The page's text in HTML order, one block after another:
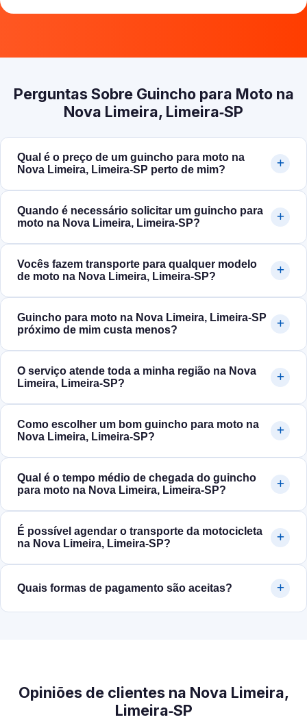
Perguntas Sobre Guincho para Moto na
Nova Limeira, Limeira‑SP
Qual é o preço de um guincho para moto na
Nova Limeira, Limeira‑SP perto de mim?
Quando é necessário solicitar um guincho para
moto na Nova Limeira, Limeira‑SP?
Vocês fazem transporte para qualquer modelo
de moto na Nova Limeira, Limeira‑SP?
Guincho para moto na Nova Limeira, Limeira‑SP
próximo de mim custa menos?
O serviço atende toda a minha região na Nova
Limeira, Limeira‑SP?
Como escolher um bom guincho para moto na
Nova Limeira, Limeira‑SP?
Qual é o tempo médio de chegada do guincho
para moto na Nova Limeira, Limeira‑SP?
É possível agendar o transporte da motocicleta
na Nova Limeira, Limeira‑SP?
Quais formas de pagamento são aceitas?
Opiniões de clientes na Nova Limeira,
Limeira‑SP